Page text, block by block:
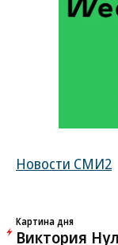
Новости СМИ2
Картина дня
Виктория